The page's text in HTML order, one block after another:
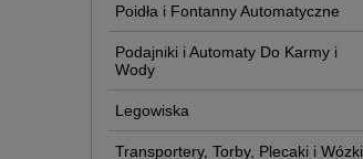
Poidła i Fontanny Automatyczne
Podajniki i Automaty Do Karmy i
Wody
Legowiska
Transportery, Torby, Plecaki i Wózki